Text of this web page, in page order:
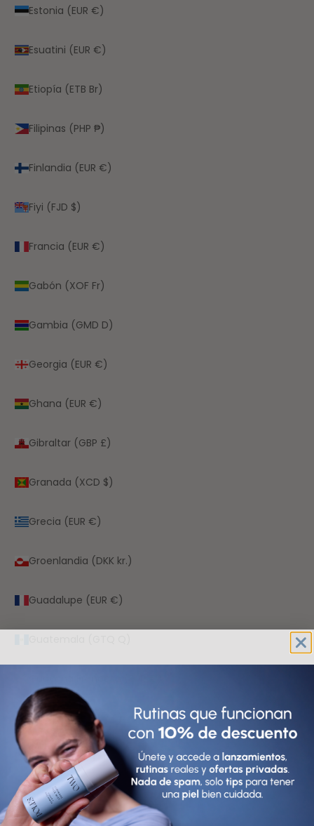
Estonia (EUR €)
Esuatini (EUR €)
Etiopía (ETB Br)
Filipinas (PHP ₱)
Finlandia (EUR €)
Fiyi (FJD $)
Francia (EUR €)
Gabón (XOF Fr)
Gambia (GMD D)
Georgia (EUR €)
Ghana (EUR €)
Gibraltar (GBP £)
Granada (XCD $)
Grecia (EUR €)
Groenlandia (DKK kr.)
Guadalupe (EUR €)
Guernesey (GBP £)
Guinea (GNF Fr)
Guinea Ecuatorial (XAF CFA)